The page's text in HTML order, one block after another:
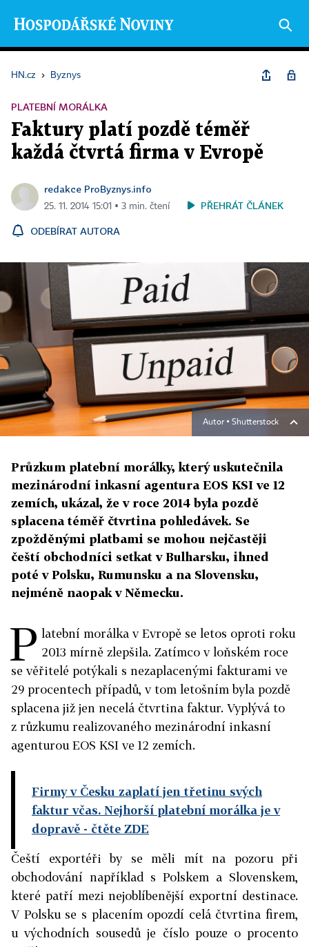
HN.cz › Byznys
PLATEBNÍ MORÁLKA
Faktury platí pozdě téměř
každá čtvrtá firma v Evropě
redakce ProByznys.info
25. 11. 2014 15:01 ▪ 3 min. čtení PŘEHRÁT ČLÁNEK
ODEBÍRAT AUTORA
Autor ▪ Shutterstock
Průzkum platební morálky, který uskutečnila
mezinárodní inkasní agentura EOS KSI ve 12
zemích, ukázal, že v roce 2014 byla pozdě
splacena téměř čtvrtina pohledávek. Se
zpožděnými platbami se mohou nejčastěji
čeští obchodníci setkat v Bulharsku, ihned
poté v Polsku, Rumunsku a na Slovensku,
nejméně naopak v Německu.
P latební morálka v Evropě se letos oproti roku
2013 mírně zlepšila. Zatímco v loňském roce
se věřitelé potýkali s nezaplacenými fakturami ve
29 procentech případů, v tom letošním byla pozdě
splacena již jen necelá čtvrtina faktur. Vyplývá to
z růzkumu realizovaného mezinárodní inkasní
agenturou EOS KSI ve 12 zemích.
Firmy v Česku zaplatí jen třetinu svých
faktur včas. Nejhorší platební morálka je v
dopravě - čtěte ZDE
Čeští exportéři by se měli mít na pozoru při
obchodování například s Polskem a Slovenskem,
které patří mezi nejoblíbenější exportní destinace.
V Polsku se s placením opozdí celá čtvrtina firem,
u východních sousedů je číslo pouze o procento